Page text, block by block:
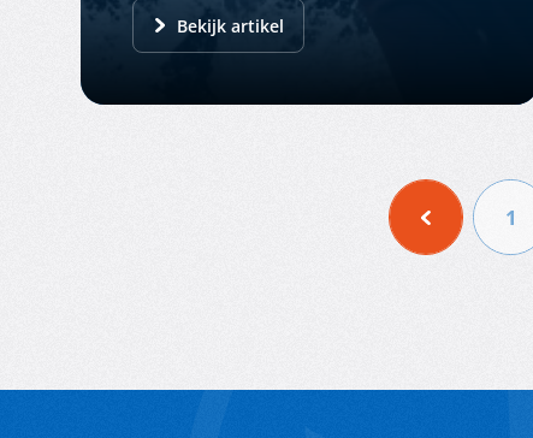
Bekijk artikel
1